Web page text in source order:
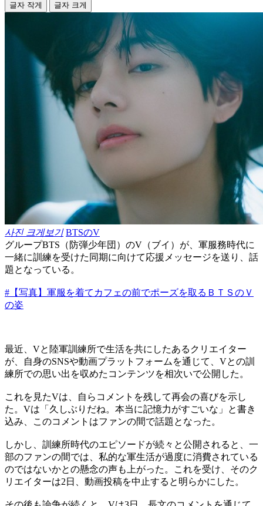
글자 작게 글자 크게
사진 크게보기 BTSのV
グループBTS（防弾少年団）のV（ブイ）が、軍服務時代に
一緒に訓練を受けた同期に向けて応援メッセージを送り、話
題となっている。
#【写真】軍服を着てカフェの前でポーズを取るＢＴＳのＶ
の姿
最近、Vと陸軍訓練所で生活を共にしたあるクリエイター
が、自身のSNSや動画プラットフォームを通じて、Vとの訓
練所での思い出を収めたコンテンツを相次いで公開した。
これを見たVは、自らコメントを残して再会の喜びを示し
た。Vは「久しぶりだね。本当に記憶力がすごいな」と書き
込み、このコメントはファンの間で話題となった。
しかし、訓練所時代のエピソードが続々と公開されると、一
部のファンの間では、私的な軍生活が過度に消費されている
のではないかとの懸念の声も上がった。これを受け、そのク
リエイターは2日、動画投稿を中止すると明らかにした。